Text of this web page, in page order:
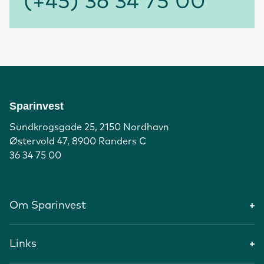
Sparinvest
Sundkrogsgade 25, 2150 Nordhavn
Østervold 47, 8900 Randers C
36 34 75 00
Om Sparinvest
Links